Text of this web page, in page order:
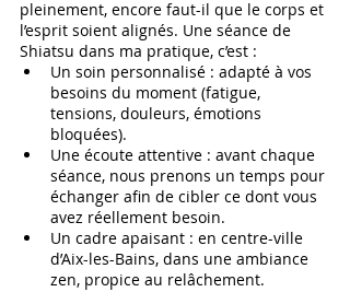
pleinement, encore faut-il que le corps et
l’esprit soient alignés. Une séance de
Shiatsu dans ma pratique, c’est :
Un soin personnalisé : adapté à vos
besoins du moment (fatigue,
tensions, douleurs, émotions
bloquées).
Une écoute attentive : avant chaque
séance, nous prenons un temps pour
échanger afin de cibler ce dont vous
avez réellement besoin.
Un cadre apaisant : en centre-ville
d’Aix-les-Bains, dans une ambiance
zen, propice au relâchement.